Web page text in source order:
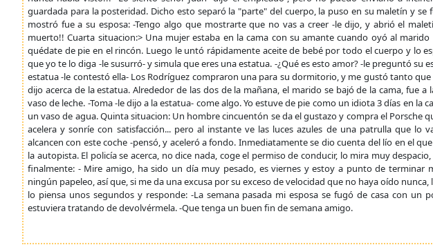
guardada para la posteridad. Dicho esto separó la "parte" del cuerpo, la puso en su maletín y se
mostró fue a su esposa: -Tengo algo que mostrarte que no vas a creer -le dijo, y abrió el
muerto!! Cuarta situacion:> Una mujer estaba en la cama con su amante cuando oyó al
quédate de pie en el rincón. Luego le untó rápidamente aceite de bebé por todo el cuerpo y lo
que yo te lo diga -le susurró- y simula que eres una estatua. -¿Qué es esto amor? -le preguntó su
estatua -le contestó ella- Los Rodríguez compraron una para su dormitorio, y me gustó tanto
dijo acerca de la estatua. Alrededor de las dos de la mañana, el marido se bajó de la cama, fue
vaso de leche. -Toma -le dijo a la estatua- come algo. Yo estuve de pie como un idiota 3 días en la
un vaso de agua. Quinta situacion: Un hombre cincuentón se da el gustazo y compra el Porsche
acelera y sonríe con satisfacción... pero al instante ve las luces azules de una patrulla que lo
alcancen con este coche -pensó, y aceleró a fondo. Inmediatamente se dio cuenta del lío en el
la autopista. El policía se acerca, no dice nada, coge el permiso de conducir, lo mira muy
finalmente: - Mire amigo, ha sido un día muy pesado, es viernes y estoy a punto de terminar
ningún papeleo, así que, si me da una excusa por su exceso de velocidad que no haya oído
lo piensa unos segundos y responde: -La semana pasada mi esposa se fugó de casa con un
estuviera tratando de devolvérmela. -Que tenga un buen fin de semana amigo.